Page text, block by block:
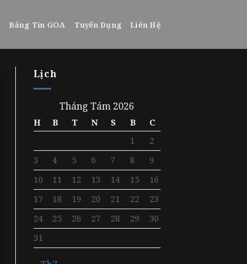
Bảng Tin GOA Tuyển Dụng Liên Hệ
Lịch
Tháng Tám 2026
H B T N S B
C
1
2
3
4 5 6 7 8
9
10
11 12 13 14 15
16
17
18 19 20 21 22
23
24
25 26 27 28 29
30
31